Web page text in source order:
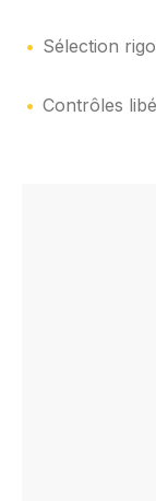
Sélection
Contrôles